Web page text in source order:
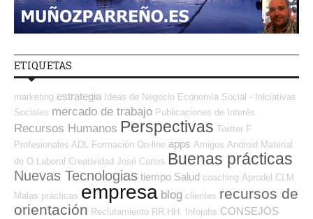
ETIQUETAS
marketing estrategia Ideas de Negocio Economía Social - Iniciativas
Sociales mercado de trabajo Publicaciones de Interés
Recursos Humanos Perspectivas Twitter F
Profesionales ADL
Formación On-line apps Amigos Android Material
de O.Laboral Creatividad José Carlos Buenas prácticas
Nuevas Tecnologias tiempo Salud coaching Aprodel CLM
Malas prácticas empresa blog clientes recursos de
orientación Reclutamiento RR.HH. Infojobs CONSEJOS